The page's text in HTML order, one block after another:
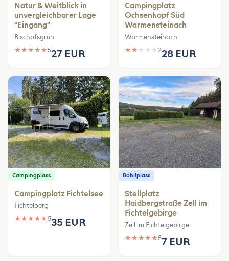
Natur & Weitblick in
unvergleichbarer Lage
"Eingang"
Bischofsgrün
★ ★ ★ ★ ★527 EUR
Campingplatz
Ochsenkopf Süd
Warmensteinach
Warmensteinach
★ ★ ★ ★ ★ 228 EUR
Campingplass
Campingplatz Fichtelsee
Fichtelberg
★ ★ ★ ★ ★535 EUR
Bobilplass
Stellplatz
Haidbergstraße Zell im
Fichtelgebirge
Zell im Fichtelgebirge
★ ★ ★ ★ ★57 EUR